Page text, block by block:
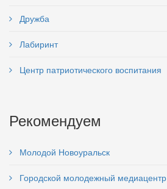
Дружба
Лабиринт
Центр патриотического воспитания
Рекомендуем
Молодой Новоуральск
Городской молодежный медиацентр